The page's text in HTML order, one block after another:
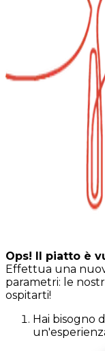
Ops! Il piatto è
Effettua una
parametri: le
ospitarti!
Hai bisogno